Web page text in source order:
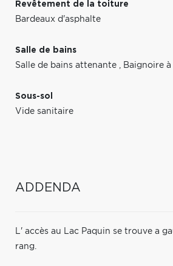
Revêtement de la toiture
Bardeaux d'asphalte
Salle de bains
Salle de bains attenante , Baignoire
Sous-sol
Vide sanitaire
ADDENDA
L' accès au Lac Paquin se trouve a
rang.